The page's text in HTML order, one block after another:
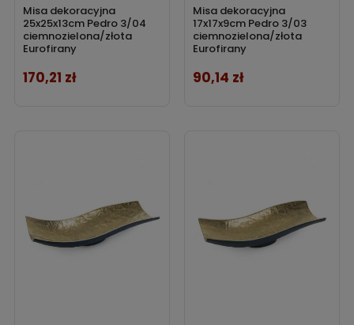
Misa dekoracyjna
25x25x13cm Pedro 3/04
ciemnozielona/złota
Eurofirany
Cena
170,21 zł
Misa dekoracyjna
17x17x9cm Pedro 3/03
ciemnozielona/złota
Eurofirany
Cena
90,14 zł